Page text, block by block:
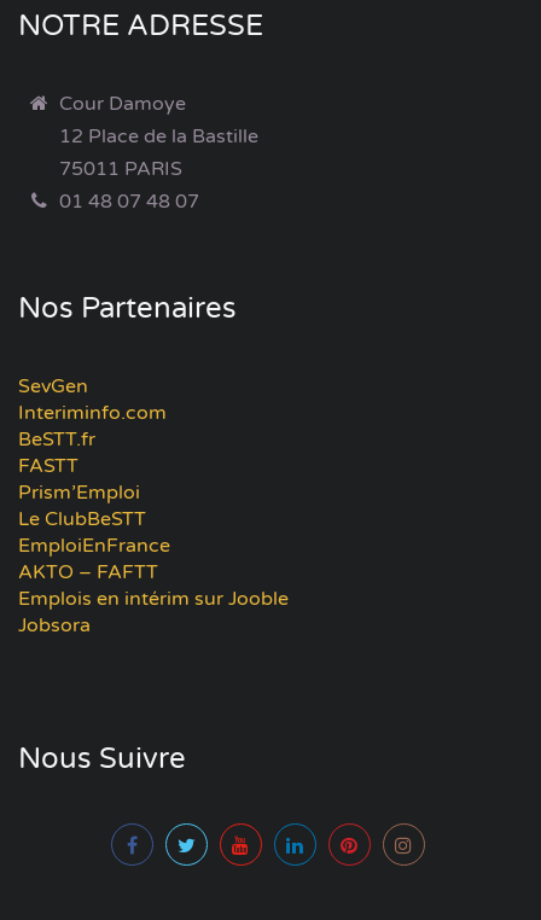
NOTRE ADRESSE
Cour Damoye
12 Place de la Bastille
75011 PARIS
01 48 07 48 07
Nos Partenaires
SevGen
Interiminfo.com
BeSTT.fr
FASTT
Prism’Emploi
Le ClubBeSTT
EmploiEnFrance
AKTO – FAFTT
Emplois en intérim sur Jooble
Jobsora
Nous Suivre